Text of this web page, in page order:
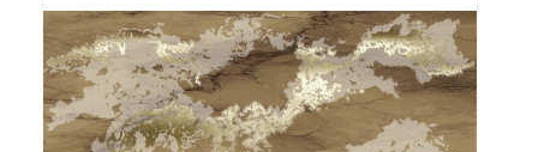
+7 (495) 532-06-30 internet@kdv.ru
Заказать звонок